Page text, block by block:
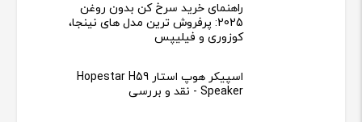
راهنمای خرید سرخ کن بدون روغن
2025: پرفروش ترین مدل های نینجا،
کوزوری و فیلیپس
اسپیکر هوپ استار Hopestar H59
Speaker - نقد و بررسی